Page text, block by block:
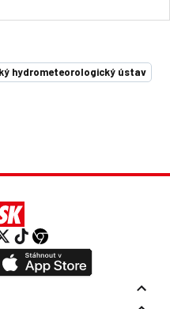
hydrometeorologický ústav